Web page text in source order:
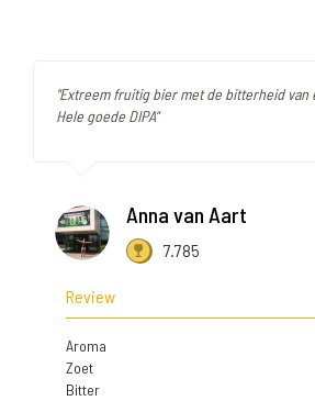
"Extreem fruitig bier met de bitterheid van
Hele goede DIPA"
Anna van Aart
7.785
Review
Aroma
Zoet
Bitter